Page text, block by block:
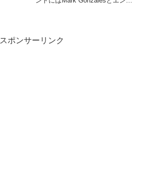
ご覧ください ◇2H9-1...
スポンサーリンク